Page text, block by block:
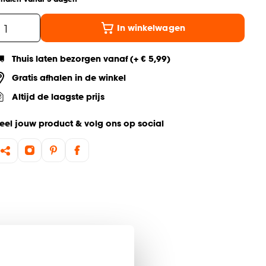
In winkelwagen
Thuis laten bezorgen vanaf (+ € 5,99)
Gratis afhalen in de winkel
Altijd de laagste prijs
jouw product & volg ons op social